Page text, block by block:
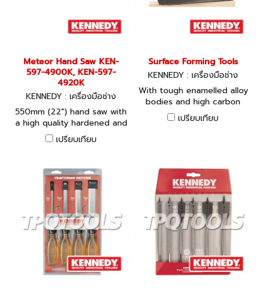
Meteor Hand Saw KEN-
597-4900K, KEN-597-
4920K
KENNEDY : เครื่องมือช่าง
550mm (22") hand saw with
a high quality hardened and
tempered steel blade with
specially hardened teeth.
with a bi-material handle
with fingerline for comfort
and accuracy. Three
ground edges per tooth.
Cuts on back stroke.
Designed to cut chipboard,
blockboard, timber,
plywood, hardboard,
plasterboard,PVC and
laminates.
เปรียบเทียบ
Surface Forming Tools
KENNEDY : เครื่องมือช่าง
With tough enamelled alloy
bodies and high carbon
heat treated steel blades.
เปรียบเทียบ